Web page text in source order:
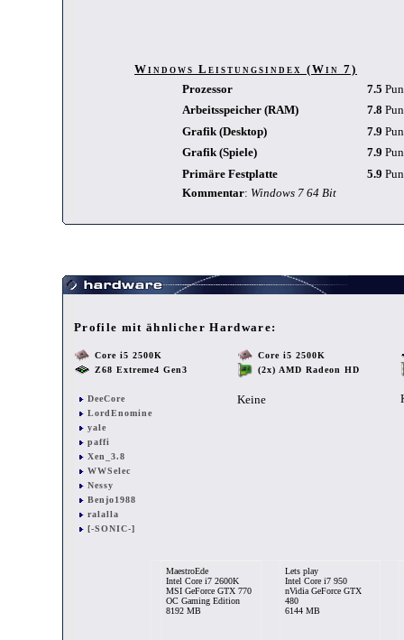
Windows Leistungsindex (Win 7)
Prozessor
7.5
Arbeitsspeicher (RAM)
7.8
Grafik (Desktop)
7.9
Grafik (Spiele)
7.9
Primäre Festplatte
5.9
Kommentar: Windows 7 64 Bit
Profile mit ähnlicher Hardware:
Core i5 2500K
Z68 Extreme4 Gen3
DeeCore
LordEnomine
yale
paffi
Xen_3.8
WWSelec
Nessy
Benjo1988
ralalla
[-SONIC-]
Core i5 2500K
(2x) AMD Radeon HD
Keine
MaestroEde
Intel Core i7 2600K
MSI GeForce GTX 770
OC Gaming Edition
8192 MB
Lets play
Intel Core i7 950
nVidia GeForce GTX
480
6144 MB